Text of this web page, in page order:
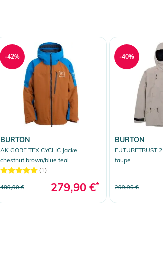
BURTON
AK GORE TEX CYCLIC Jacke
chestnut brown/blue teal
(1)
489,90 € 279,90 €*
-42%
BURTON
FUTURETRUST
taupe
299,90 €
-40%